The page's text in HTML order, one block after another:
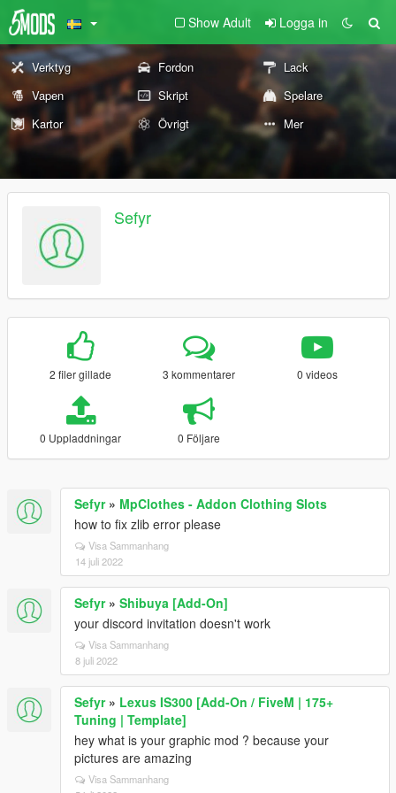
Show Adult Logga in
Verktyg Fordon
Lack
Vapen
Skript
Spelare
Kartor
Övrigt Mer
Sefyr
2 filer gillade 3 kommentarer 0 videos
0 Uppladdningar 0 Följare
Sefyr» MpClothes - Addon Clothing Slots
how to fix zlib error please
Visa Sammanhang
14 juli 2022
Sefyr» Shibuya [Add-On]
your discord invitation doesn't work
Visa Sammanhang
8 juli 2022
Sefyr» Lexus IS300 [Add-On / FiveM | 175+
Tuning | Template]
hey what is your graphic mod ? because your
pictures are amazing
Visa Sammanhang